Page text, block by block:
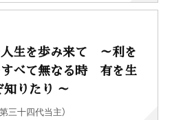
生を歩み来て ～利を
すべて無なる時 有を生
りたり ～
三十四代当主）